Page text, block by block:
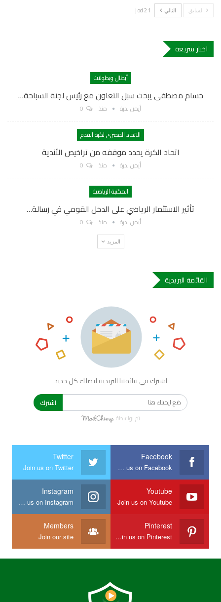
السابق التالي 1 od 2 |
اخبار سريعة
أبطال وبطولات
حسام مصطفى يبحث سبل التعاون مع رئيس لجنة السباحة…
أيمن بدرة منذ
الاتحاد المصري لكرة القدم
اتحاد الكرة يحدد موقفه من تراخيص الأندية
أيمن بدرة منذ
المكتبة الرياضية
تأثير الاستثمار الرياضي على الدخل القومي في رسالة…
أيمن بدرة منذ
المزيد
القائمة البريدية
اشترك في قائمتنا البريدية ليصلك كل جديد
اشترك
تم بواسطة
Facebook
Join us on Facebook
Twitter
Join us on Twitter
Youtube
Join us on Youtube
Instagram
Join us on Instagram
Pinterest
Join us on Pinterest
Members
Join our site